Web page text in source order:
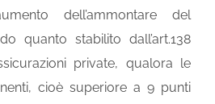
dell’ammontare del
quanto stabilito dall’art.138
private, qualora le
cioè superiore a 9 punti